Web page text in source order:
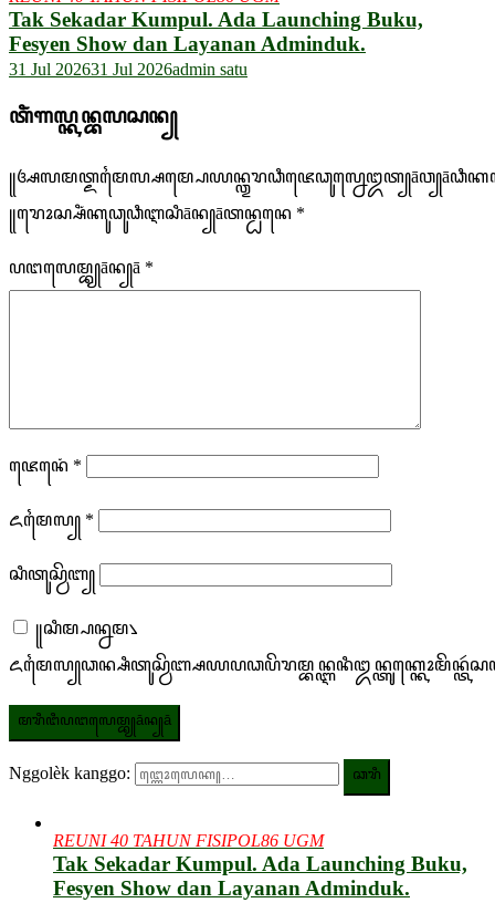
Tak Sekadar Kumpul. Ada Launching Buku,
Fesyen Show dan Layanan Adminduk.
31 Jul 202631 Jul 2026admin satu
ꦠꦶꦁꦒꦭ꧀ꦏꦤ꧀ꦧꦭꦱꦤ꧀
꧋ꦫꦺꦴꦱ꧀ꦱꦶꦁꦏꦸꦣꦸꦣꦶꦆꦱꦶāꦤ꧀āꦠꦤ꧀ꦝꦤꦺ *
ꦥꦔꦭꦺꦩ꧀ꦧ꧀‪‪āꦤ꧀ā *
ꦗꦺꦤꦺꦁ *
ꦌꦩꦻꦭ꧀ *
ꦱꦶꦠꦸꦱ꧀ꦮꦼꦧ꧀
꧋ꦱꦶꦩ꧀ꦥꦤ꧀ꦤꦩ꧈
Nggolèk kanggo:
REUNI 40 TAHUN FISIPOL86 UGM
Tak Sekadar Kumpul. Ada Launching Buku,
Fesyen Show dan Layanan Adminduk.